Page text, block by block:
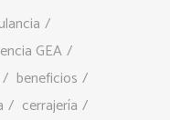
GEA
beneficios
cerrajería